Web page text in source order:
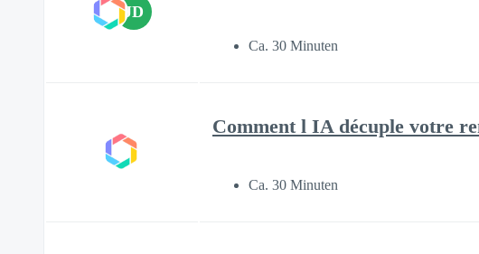
JD
Ca. 30 Minuten
Comment l IA décuple votre
Ca. 30 Minuten